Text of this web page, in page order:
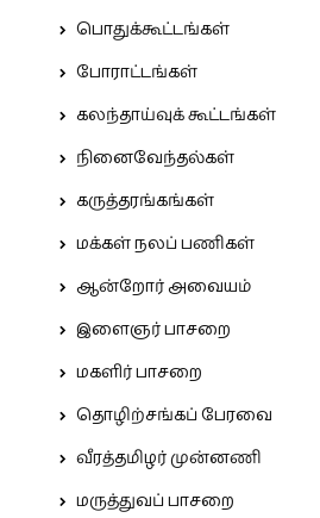
பொதுக்கூட்டங்கள்
போராட்டங்கள்
கலந்தாய்வுக் கூட்டங்கள்
நினைவேந்தல்கள்
கருத்தரங்கங்கள்
மக்கள் நலப் பணிகள்
ஆன்றோர் அவையம்
இளைஞர் பாசறை
மகளிர் பாசறை
தொழிற்சங்கப் பேரவை
வீரத்தமிழர் முன்னணி
மருத்துவப் பாசறை